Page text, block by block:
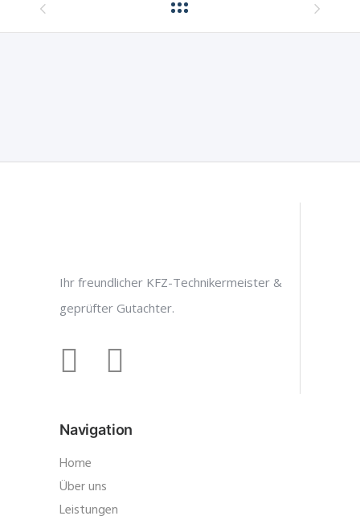
Ihr freundlicher KFZ-Technikermeister &
geprüfter Gutachter.
Navigation
Home
Über uns
Leistungen